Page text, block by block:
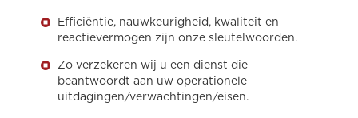
Efficiëntie, nauwkeurigheid, kwaliteit en
reactievermogen zijn onze sleutelwoorden.
Zo verzekeren wij u een dienst die
beantwoordt aan uw operationele
uitdagingen/verwachtingen/eisen.